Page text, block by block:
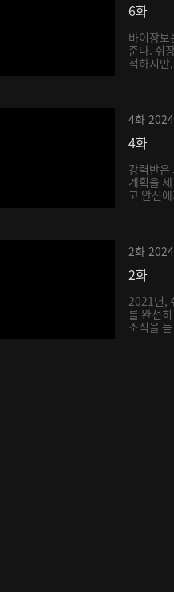
6화
바이장보
준다. 쉬
척하지만
4화
4화
강력반은
계획을
고 안신
2화
2화
2021년,
를 완전
소식을